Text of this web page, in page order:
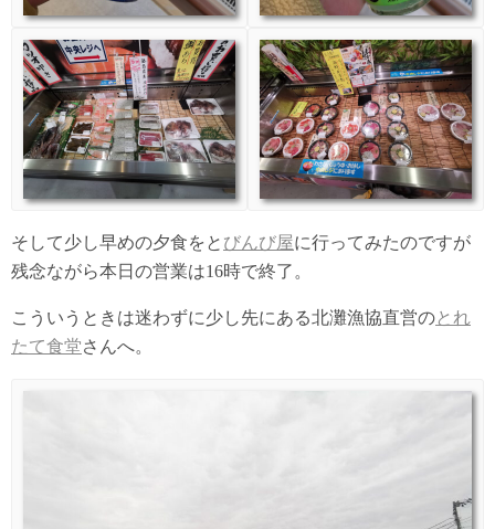
そして少し早めの夕食をと びんび屋に行ってみたのですが
残念ながら本日の営業は16時で終了。
こういうときは迷わずに少し先にある北灘漁協直営のとれ
たて食堂さんへ。